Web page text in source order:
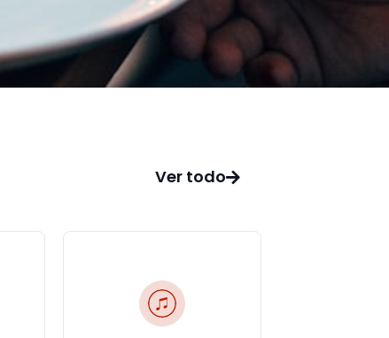
Ver todo